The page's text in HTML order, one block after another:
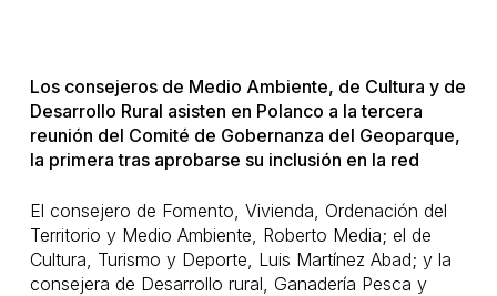
Los consejeros de Medio Ambiente, de Cultura y de
Desarrollo Rural asisten en Polanco a la tercera
reunión del Comité de Gobernanza del Geoparque,
la primera tras aprobarse su inclusión en la red
El consejero de Fomento, Vivienda, Ordenación del
Territorio y Medio Ambiente, Roberto Media; el de
Cultura, Turismo y Deporte, Luis Martínez Abad; y la
consejera de Desarrollo rural, Ganadería Pesca y